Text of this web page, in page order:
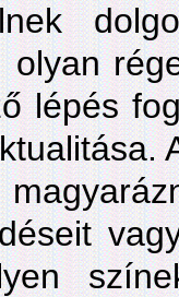
olyan
lépés